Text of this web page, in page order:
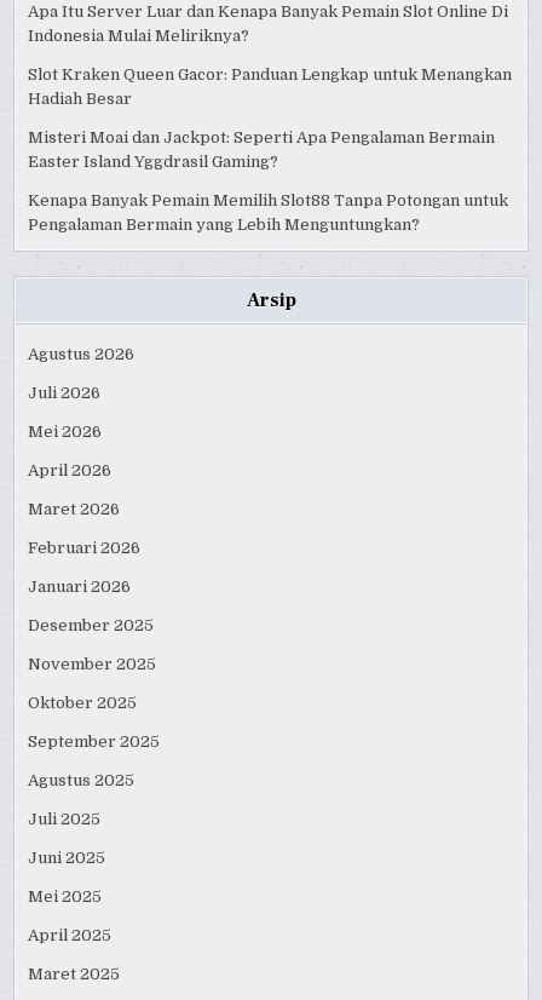
Apa Itu Server Luar dan Kenapa Banyak Pemain Slot Online Di
Indonesia Mulai Meliriknya?
Slot Kraken Queen Gacor: Panduan Lengkap untuk Menangkan
Hadiah Besar
Misteri Moai dan Jackpot: Seperti Apa Pengalaman Bermain
Easter Island Yggdrasil Gaming?
Kenapa Banyak Pemain Memilih Slot88 Tanpa Potongan untuk
Pengalaman Bermain yang Lebih Menguntungkan?
Arsip
Agustus 2026
Juli 2026
Mei 2026
April 2026
Maret 2026
Februari 2026
Januari 2026
Desember 2025
November 2025
Oktober 2025
September 2025
Agustus 2025
Juli 2025
Juni 2025
Mei 2025
April 2025
Maret 2025